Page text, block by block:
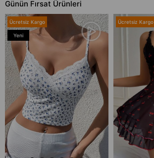
Günün Fırsat Ürünleri
Ücretsiz Kargo
Yeni
Ücretsiz Kargo